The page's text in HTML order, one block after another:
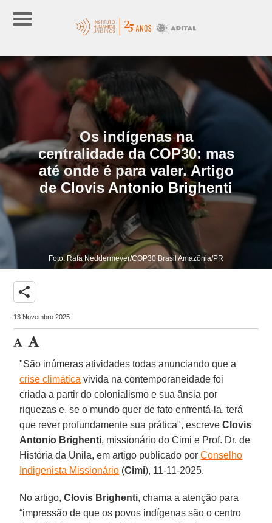
Os indígenas na
centralidade da COP30: mas
até onde é para valer. Artigo
de Clovis Antonio Brighenti
Foto: Rafa Neddermeyer/COP30 Brasil Amazônia/PR
share
13 Novembro 2025
"São inúmeras atividades todas anunciando que a
crise climática vivida na contemporaneidade foi
criada a partir do colonialismo e sua ânsia por
riquezas e, se o mundo quer de fato enfrentá-la, terá
que rever profundamente sua prática", escreveClovis
Antonio Brighenti, missionário do Cimi e Prof. Dr. de
História da Unila, em artigo publicado porConselho
Indigenista Missionário (Cimi), 11-11-2025.
No artigo,Clovis Brighenti, chama a atenção para
“impressão de que os povos indígenas são o centro